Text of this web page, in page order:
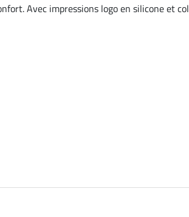
Avec impressions logo en silicone et col